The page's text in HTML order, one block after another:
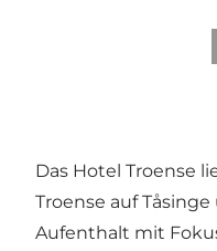
Das Hotel Troense
Troense auf
Aufenthalt mit